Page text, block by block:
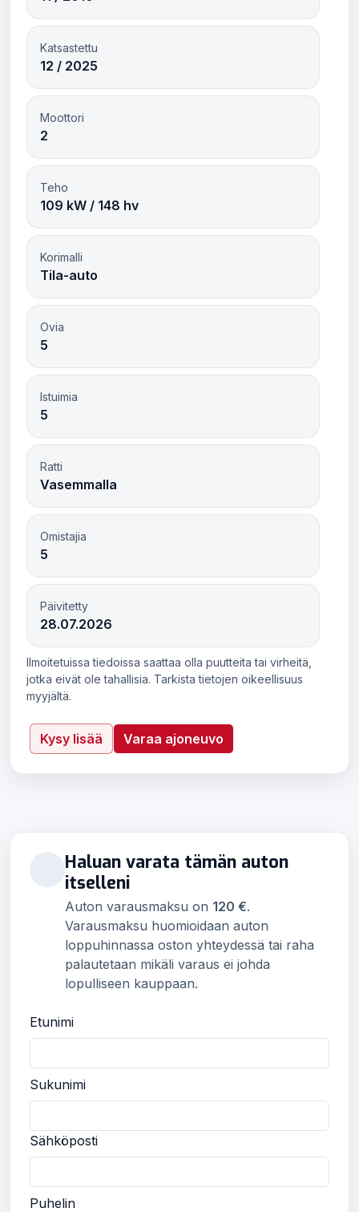
Katsastettu
12 / 2025
Moottori
2
Teho
109 kW / 148 hv
Korimalli
Tila-auto
Ovia
5
Istuimia
5
Ratti
Vasemmalla
Omistajia
5
Päivitetty
28.07.2026
Ilmoitetuissa tiedoissa saattaa olla puutteita tai virheitä,
jotka eivät ole tahallisia. Tarkista tietojen oikeellisuus
myyjältä.
Kysy lisää Varaa ajoneuvo
Haluan varata tämän auton
itselleni
Auton varausmaksu on 120 €.
Varausmaksu huomioidaan auton
loppuhinnassa oston yhteydessä tai raha
palautetaan mikäli varaus ei johda
lopulliseen kauppaan.
Etunimi
Sukunimi
Sähköposti
Puhelin